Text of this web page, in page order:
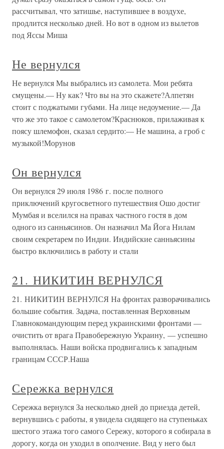
рассчитывал, что затишье, наступившее в воздухе,
продлится несколько дней. Но вот в одном из вылетов
под Яссы Миша
Не вернулся
Не вернулся Мы выбрались из самолета. Мои ребята
смущены.— Ну как? Что вы на это скажете?Алпетян
стоит с поджатыми губами. На лице недоумение.— Да
что же это такое с самолетом?Краснюков, прилаживая к
поясу шлемофон, сказал сердито:— Не машина, а гроб с
музыкой!Морунов
Он вернулся
Он вернулся 29 июля 1986 г. после полного
приключений кругосветного путешествия Ошо достиг
Мумбая и вселился на правах частного гостя в дом
одного из санньясинов. Он назначил Ма Йога Нилам
своим секретарем по Индии. Индийские санньясины
быстро включились в работу и стали
21. НИКИТИН ВЕРНУЛСЯ
21. НИКИТИН ВЕРНУЛСЯ На фронтах разворачивались
большие события. Задача, поставленная Верховным
Главнокомандующим перед украинскими фронтами —
очистить от врага Правобережную Украину, — успешно
выполнялась. Наши войска продвигались к западным
границам СССР.Наша
Сережка вернулся
Сережка вернулся За несколько дней до приезда детей,
вернувшись с работы, я увидела сидящего на ступеньках
шестого этажа того самого Сережу, которого я собирала в
дорогу, когда он уходил в ополчение. Вид у него был